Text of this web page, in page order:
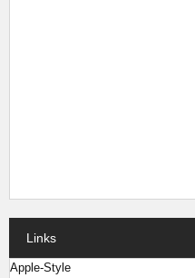
Links
Apple-Style